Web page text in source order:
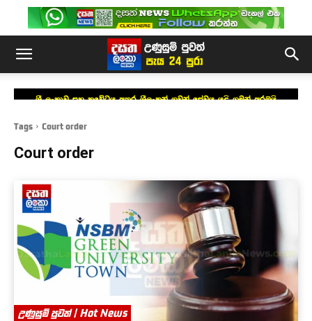
ශ්‍රී ලංකාව සහ කුවේටය අතර ශ්‍රීලංකන් ගුවන් සේවය යළි ගමන් අරඹයි
Tags Court order
Court order
උණුසුම් පුවත් | Hot News